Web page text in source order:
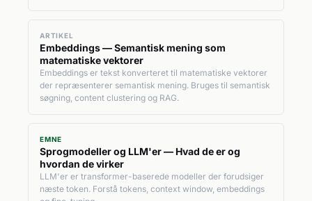
ARTIKEL
Embeddings — Semantisk mening som
matematiske vektorer
Embeddings er tekst konverteret til matematiske vektorer
der repræsenterer semantisk mening. Bruges til semantisk
søgning, content clustering og RAG.
EMNE
Sprogmodeller og LLM'er — Hvad de er og
hvordan de virker
LLM'er er transformer-baserede modeller der forudsiger
næste token. Forstå tokens, context window, embeddings